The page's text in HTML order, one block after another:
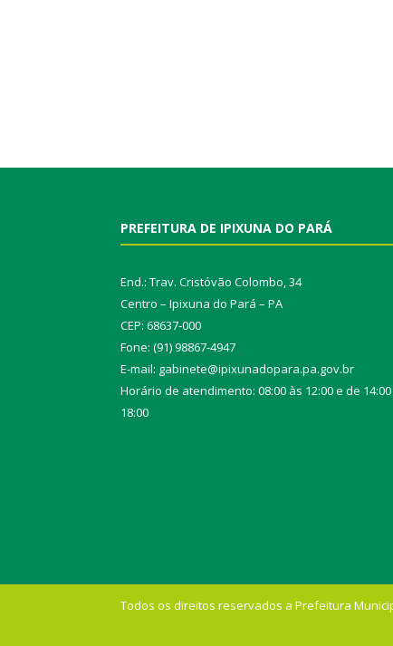
PREFEITURA DE IPIXUNA DO PARÁ
End.: Trav. Cristóvão Colombo, 34
Centro – Ipixuna do Pará – PA
CEP: 68637-000
Fone: (91) 98867-4947
E-mail: gabinete@ipixunadopara.pa.gov.br
Horário de atendimento: 08:00 às 12:00 e de
18:00
Todos os direitos reservados a Prefeitura